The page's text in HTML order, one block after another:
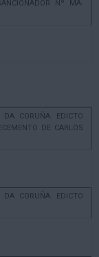
Nº MA-
CORUÑA. EDICTO
DE CARLOS
CORUÑA. EDICTO